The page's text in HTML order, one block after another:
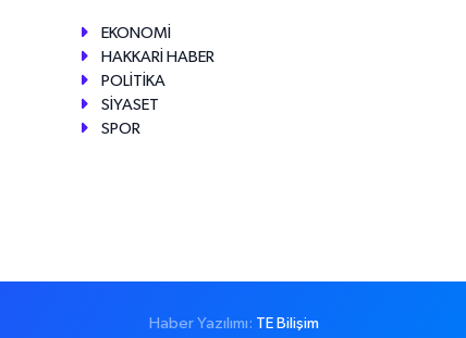
EKONOMİ
HAKKARİ HABER
POLİTİKA
SİYASET
SPOR
Haber Yazılımı: TE Bilişim